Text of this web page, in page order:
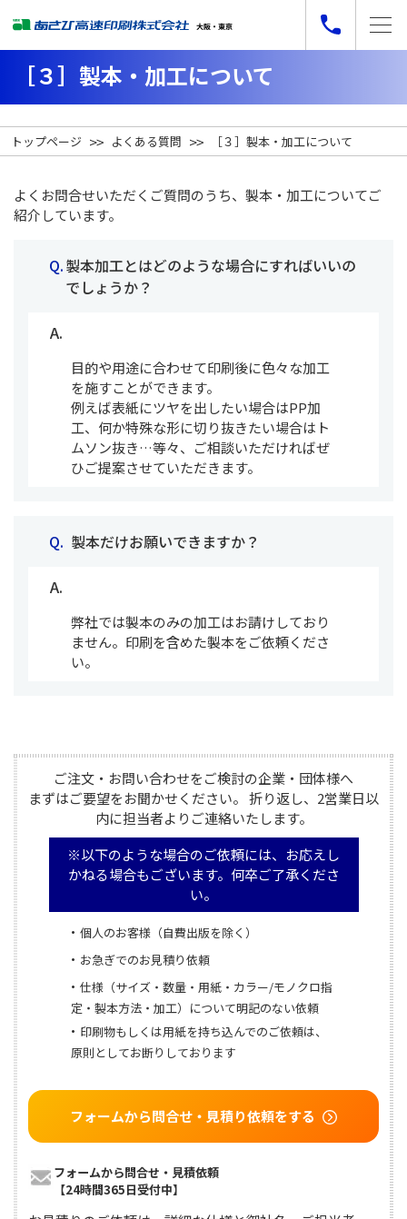
［３］製本・加工について
トップページ よくある質問 ［３］製本・加工について
よくお問合せいただくご質問のうち、製本・加工についてご
紹介しています。
Q.
製本加工とはどのような場合にすればいいの
でしょうか？
A.
目的や用途に合わせて印刷後に色々な加工
を施すことができます。
例えば表紙にツヤを出したい場合はPP加
工、何か特殊な形に切り抜きたい場合はト
ムソン抜き…等々、ご相談いただければぜ
ひご提案させていただきます。
Q. 製本だけお願いできますか？
A.
弊社では製本のみの加工はお請けしており
ません。印刷を含めた製本をご依頼くださ
い。
ご注文・お問い合わせをご検討の企業・団体様へ
まずはご要望をお聞かせください。 折り返し、2営業日以
内に担当者よりご連絡いたします。
※以下のような場合のご依頼には、お応えし
かねる場合もございます。何卒ご了承くださ
い。
個人のお客様（自費出版を除く）
お急ぎでのお見積り依頼
仕様（サイズ・数量・用紙・カラー/モノクロ指
定・製本方法・加工）について明記のない依頼
印刷物もしくは用紙を持ち込んでのご依頼は、
原則としてお断りしております
フォームから問合せ・見積り依頼をする
フォームから問合せ・見積依頼
【24時間365日受付中】